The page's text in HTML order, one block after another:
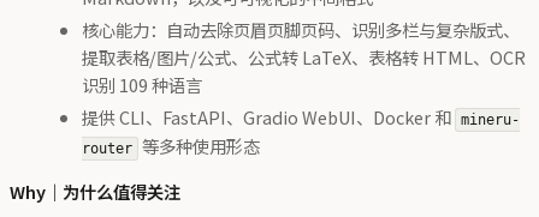
核心能力：自动去除页眉页脚页码、识别多栏与复杂版式、
提取表格/图片/公式、公式转 LaTeX、表格转 HTML、OCR
识别 109 种语言
提供 CLI、FastAPI、Gradio WebUI、Docker 和 mineru-
router 等多种使用形态
Why｜为什么值得关注